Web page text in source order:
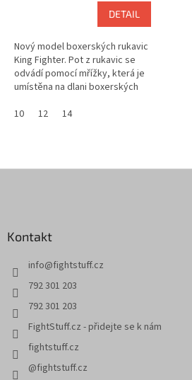
DETAIL
Nový model boxerských rukavic
King Fighter. Pot z rukavic se
odvádí pomocí mřížky, která je
umístěna na dlani boxerských
10
12 14
Kontakt
info@fightstuff.cz
792 301 203
792 301 203
FightStuff.cz - přidejte se k nám
fightstuff.cz
@fightstuff.cz